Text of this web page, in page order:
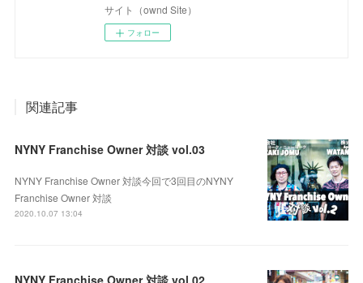
サイト（ownd Site）
フォロー
関連記事
NYNY Franchise Owner 対談 vol.03
NYNY Franchise Owner 対談今回で3回目のNYNY
Franchise Owner 対談
2020.10.07 13:04
NYNY Franchise Owner 対談 vol.02